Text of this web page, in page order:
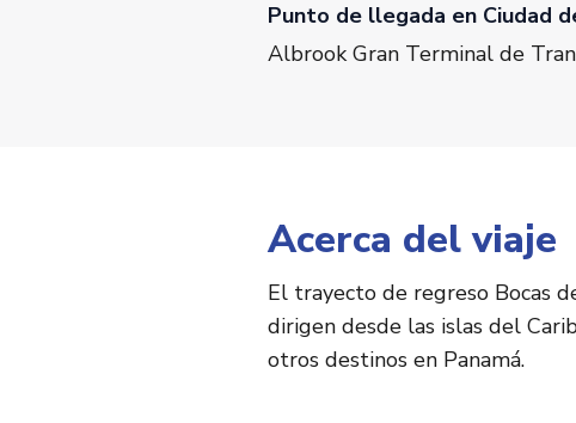
Punto de llegada en Ciudad
Albrook Gran Terminal de
Acerca del viaje
El trayecto de regreso Bocas
dirigen desde las islas del
otros destinos en Panamá.